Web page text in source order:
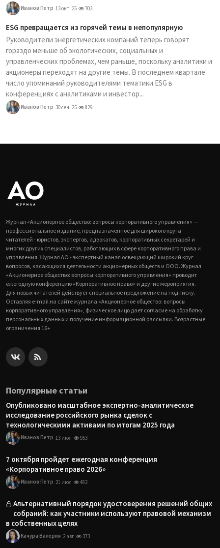
Иванов Петр 13 окт, 25 703
ESG превращается из горячей темы в непопулярную
Руководители энергетических компаний теперь говорят
гораздо меньше об экологических, социальных и
управленческих проблемах, чем раньше, поскольку аналитики и
акционеры переходят на другие темы. В последнем квартале
число упоминаний руководителями тематики ESG в
конференциях с аналитиками и инвестор...
Иванов Петр 30 сен, 25 829
Журнал «Акционерное общество: вопросы корпоративного управления» —
профессиональное издание, предназначенное для широкого круга
читателей - юристов, экспертов, адвокатов, корпоративных секретарей и
многих других специалистов, работающих в сфере корпоративного права и
управления. Журнал АО - экспертный канал освещающий широкий круг
вопросов, касающихся деятельности акционерных обществ и ООО. Журнал
«Акционерное общество: вопросы корпоративного управления» проводит
ежегодную конференцию «Корпоративное право» и другие мероприятия.
Для новых читателей действует специальное предложение на подписку.
Оставляя e-mail на сайте журнала «Акционерное общество: вопросы
корпоративного управления», физическое лицо дает согласие на обработку
персональных данных и получение информационной рассылки. Возрастные
ограничения 16+
Популярные статьи
Опубликовано масштабное экспертно-аналитическое
исследование российского рынка сделок с
технологическими активами по итогам 2025 года
Иванов Петр 13 июл 953
7 октября пройдет ежегодная конференция
«Корпоративное право 2026»
Иванов Петр 21 июл 482
Альтернативный порядок удостоверения решений общих
собраний: как участники используют правовой механизм
в собственных целях
Качура Валерия 2 авг 373